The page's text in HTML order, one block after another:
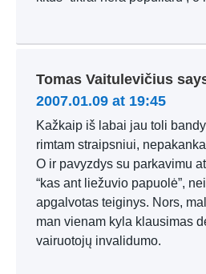
Tomas Vaitulevičius
2007.01.09 at 19:45
Kažkaip iš labai jau toli
rimtam straipsniui,
O ir pavyzdys su parkavimu
“kas ant liežuvio papuolė”,
apgalvotas teiginys. Nors,
man vienam kyla klausimas
vairuotojų invalidumo.